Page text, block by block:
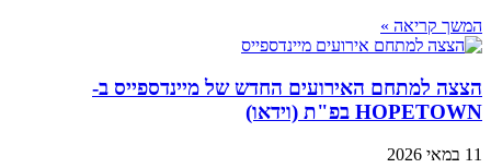
המשך קריאה »
הצצה למתחם האירועים החדש של מיינדספייס ב-
HOPETOWN בפ"ת (וידאו)
11 במאי 2026